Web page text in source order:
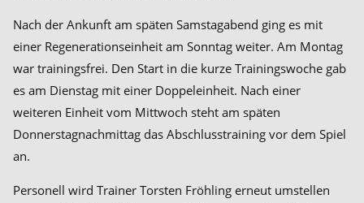
Nach der Ankunft am späten Samstagabend ging es mit
einer Regenerationseinheit am Sonntag weiter. Am Montag
war trainingsfrei. Den Start in die kurze Trainingswoche gab
es am Dienstag mit einer Doppeleinheit. Nach einer
weiteren Einheit vom Mittwoch steht am späten
Donnerstagnachmittag das Abschlusstraining vor dem Spiel
an.
Personell wird Trainer Torsten Fröhling erneut umstellen